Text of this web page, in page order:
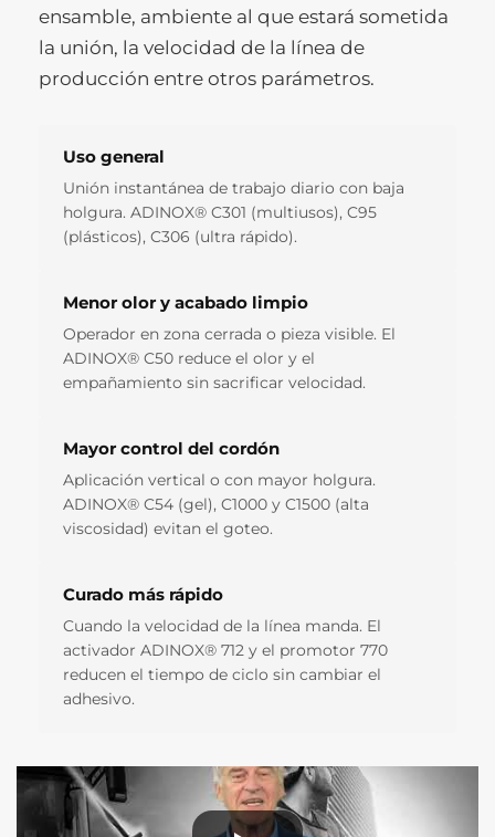
ensamble, ambiente al que estará sometida
la unión, la velocidad de la línea de
producción entre otros parámetros.
Uso general
Unión instantánea de trabajo diario con baja
holgura. ADINOX® C301 (multiusos), C95
(plásticos), C306 (ultra rápido).
Menor olor y acabado limpio
Operador en zona cerrada o pieza visible. El
ADINOX® C50 reduce el olor y el
empañamiento sin sacrificar velocidad.
Mayor control del cordón
Aplicación vertical o con mayor holgura.
ADINOX® C54 (gel), C1000 y C1500 (alta
viscosidad) evitan el goteo.
Curado más rápido
Cuando la velocidad de la línea manda. El
activador ADINOX® 712 y el promotor 770
reducen el tiempo de ciclo sin cambiar el
adhesivo.